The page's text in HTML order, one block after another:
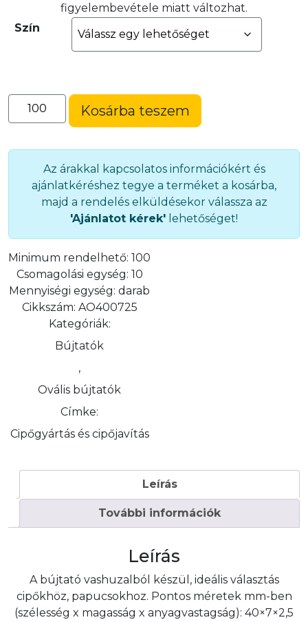
figyelembevétele miatt változhat.
Szín
Ovális
bújtató
(AO400725)
mennyiség
Kosárba teszem
Az árakkal kapcsolatos információkért és
ajánlatkéréshez tegye a terméket a kosárba,
majd a rendelés elküldésekor válassza az
'Ajánlatot kérek' lehetőséget!
Minimum rendelhető: 100
Csomagolási egység: 10
Mennyiségi egység: darab
Cikkszám: AO400725
Kategóriák:
Bújtatók
,
Ovális bújtatók
Címke:
Cipőgyártás és cipőjavítás
Leírás
További információk
Leírás
A bújtató vashuzalból készül, ideális választás
cipőkhöz, papucsokhoz. Pontos méretek mm-ben
(szélesség x magasság x anyagvastagság): 40×7×2,5